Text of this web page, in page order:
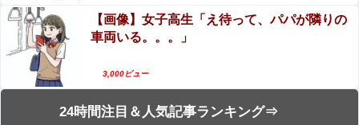
【画像】女子高生「え待って、パパが隣りの
車両いる。。。」
3,000ビュー
24時間注目＆人気記事ランキング⇒
Sponsored Link